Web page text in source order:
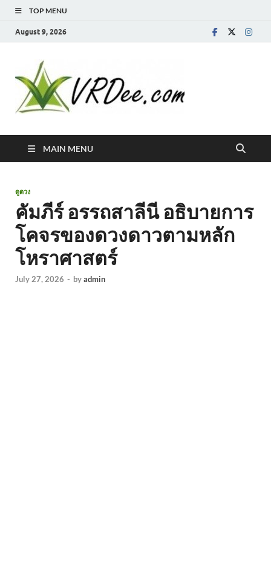
TOP MENU
August 9, 2026
MAIN MENU
ดูดวง
คัมภีร์ อรรถสาลีนี อธิบายการ
โคจรของดวงดาวตามหลัก
โหราศาสตร์
July 27, 2026 - byadmin